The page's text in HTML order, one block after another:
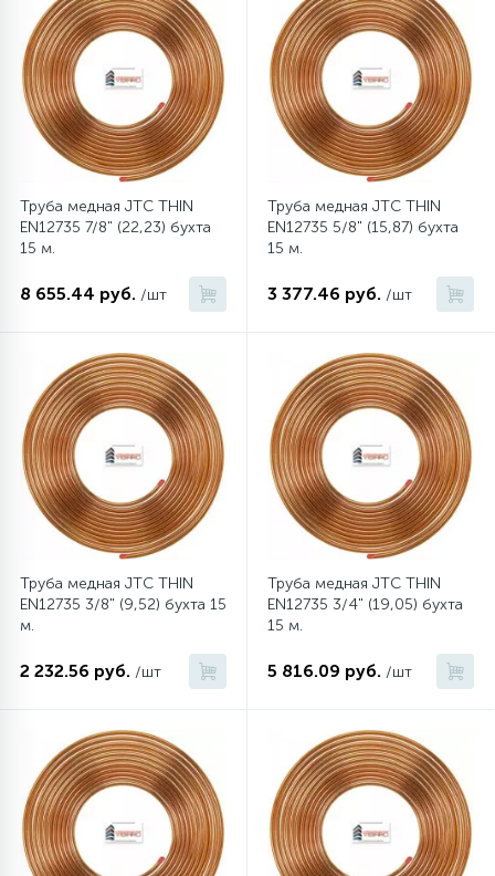
Сливные фильтры
45
Смазки
Стекла люка
Суппорты (ступицы)
Таходатчики
ТЭНы (нагревательные элементы)
90
Улитки помп
12
Шкивы барабана
Щетки двигателя
Электронные модули
30
Труба медная JTC THIN
EN12735 7/8" (22,23) бухта
15 м.
8 655.44 руб. /шт
Труба медная JTC THIN
EN12735 5/8" (15,87) бухта
15 м.
3 377.46 руб. /шт
Труба медная JTC THIN
EN12735 3/8" (9,52) бухта 15
м.
2 232.56 руб. /шт
Труба медная JTC THIN
EN12735 3/4" (19,05) бухта
15 м.
5 816.09 руб. /шт